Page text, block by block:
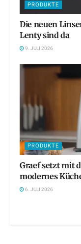
PRODUKTE
Die neuen
Lenty sind da
9. JULI 2026
PRODUKTE
Graef setzt mit
modernes
6. JULI 2026